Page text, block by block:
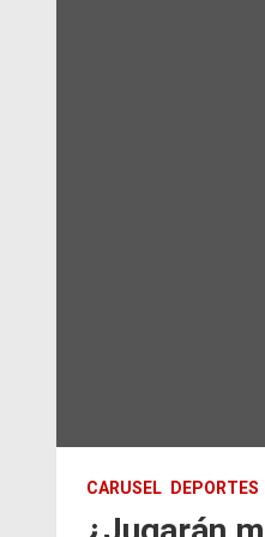
CARUSEL DEPORTES